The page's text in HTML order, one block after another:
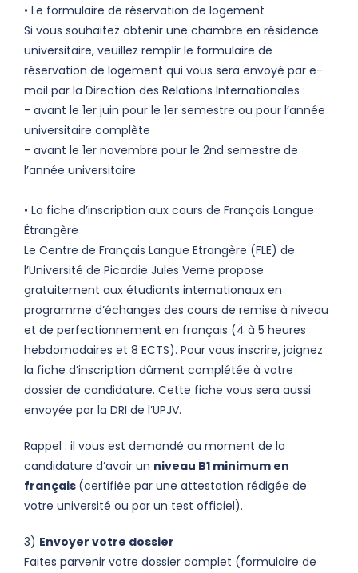
• Le formulaire de réservation de logement
Si vous souhaitez obtenir une chambre en résidence
universitaire, veuillez remplir le formulaire de
réservation de logement qui vous sera envoyé par e-
mail par la Direction des Relations Internationales :
- avant le 1er juin pour le 1er semestre ou pour l’année
universitaire complète
- avant le 1er novembre pour le 2nd semestre de
l’année universitaire
• La fiche d’inscription aux cours de Français Langue
Étrangère
Le Centre de Français Langue Etrangère (FLE) de
l’Université de Picardie Jules Verne propose
gratuitement aux étudiants internationaux en
programme d’échanges des cours de remise à niveau
et de perfectionnement en français (4 à 5 heures
hebdomadaires et 8 ECTS). Pour vous inscrire, joignez
la fiche d’inscription dûment complétée à votre
dossier de candidature. Cette fiche vous sera aussi
envoyée par la DRI de l’UPJV.
Rappel : il vous est demandé au moment de la
candidature d’avoir un niveau B1 minimum en
français (certifiée par une attestation rédigée de
votre université ou par un test officiel).
3) Envoyer votre dossier
Faites parvenir votre dossier complet (formulaire de